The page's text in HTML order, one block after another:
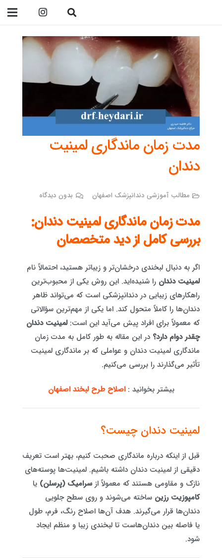
مدت زمان ماندگاری لمینیت
دندان
مطالب آموزشی دندانپزشک اصفهان بدون دیدگاه
مدت زمان ماندگاری لمینیت دندان:
بررسی کامل از دید متخصصان
اگر به دنبال لبخندی درخشان‌تر و زیباتر هستید، احتمالاً نام
لمینیت دندان را شنیده‌اید. این روش یکی از محبوب‌ترین
راهکارهای زیبایی در دندانپزشکی است که می‌تواند ظاهر
دندان‌ها را کاملاً متحول کند. اما یکی از مهم‌ترین سؤالاتی
که معمولاً برای افراد پیش می‌آید این است:لمینیت دندان
چقدر دوام دارد؟ در این مقاله به طور کامل به مدت زمان
ماندگاری لمینیت دندان و عواملی که بر ماندگاری لمینیت
تأثیر می‌گذارند را بررسی می‌کنیم.
بیشتر بخوانید :اصلاح طرح لبخند اصفهان
لمینیت دندان چیست؟
قبل از اینکه درباره ماندگاری صحبت کنیم، بهتر است تعریف
دقیقی از لمینیت دندان داشته باشیم. لمینیت‌ها پوسته‌های
نازک و مقاومی هستند که معمولاً ازسرامیک (پرسلن) یا
کامپوزیت رزین ساخته می‌شوند و روی سطح جلویی
دندان‌ها قرار می‌گیرند. هدف آن‌ها اصلاح رنگ، فرم، طول
یا فاصله بین دندان‌هاست تا لبخندی زیبا و منظم ایجاد
شود.